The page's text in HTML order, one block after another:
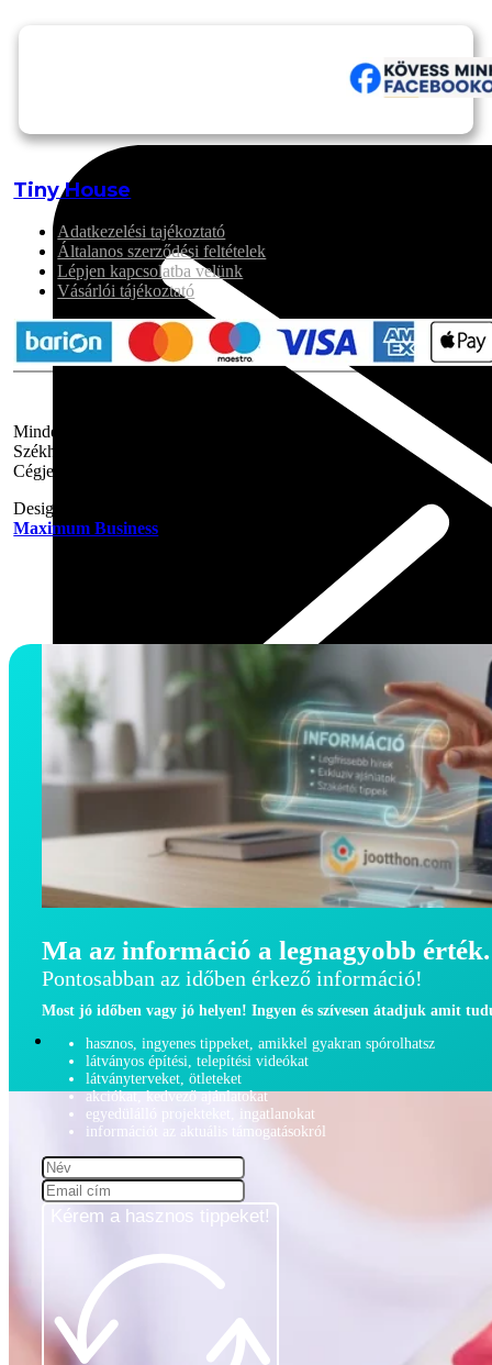
Tiny House
Adatkezelési tajékoztató
Általanos szerződési feltételek
Lépjen kapcsolatba velünk
Vásárlói tájékoztató
Minden jog fenntartva! © 2025 Gaia Szíve Kft.
Székhely: 6000 Kecskemét, Fáklya utca 8. 1. em. 2.
Cégjegyzékszám: 03 09 126962 Adószám: 24768005-2-03
Design & Marketing by
Maximum Business
Ma az információ a legnagyobb érték.
Pontosabban az időben érkező információ!
Most jó időben vagy jó helyen! Ingyen és szívesen átadjuk amit
hasznos, ingyenes tippeket, amikkel gyakran spórolhatsz
látványos építési, telepítési videókat
látványterveket, ötleteket
akciókat, kedvező ajánlatokat
egyedülálló projekteket, ingatlanokat
információt az aktuális támogatásokról
Kérem a hasznos tippeket!